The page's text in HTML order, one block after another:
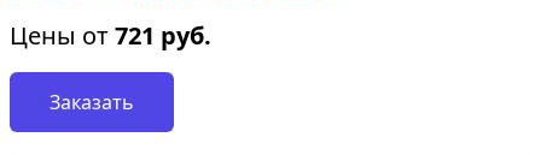
Цены от721 руб.
Заказать